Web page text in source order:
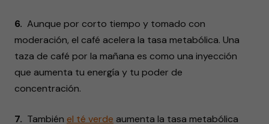
6. Aunque por corto tiempo y tomado con
moderación, el café acelera la tasa metabólica. Una
taza de café por la mañana es como una inyección
que aumenta tu energía y tu poder de
concentración.
7. También el té verde aumenta la tasa metabólica